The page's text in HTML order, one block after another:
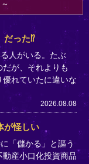
だった⁉
人がいる。たぶ
が、それよりも
優れていたに違いな
2026.08.08
が怪しい
「儲かる」と謳う
産小口化投資商品